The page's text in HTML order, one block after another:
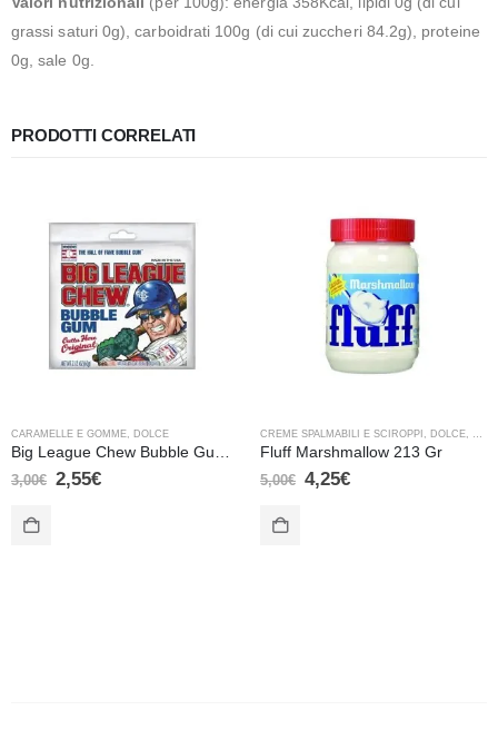
grassi saturi 0g), carboidrati 100g (di cui zuccheri 84.2g), proteine
0g, sale 0g.
PRODOTTI CORRELATI
CARAMELLE E GOMME, DOLCE
Big League Chew Bubble Gum Original – 60 gr
3,00€ 2,55€
CREME SPALMABILI E SCIROPPI , DOLCE,
Fluff Marshmallow 213 Gr
5,00€ 4,25€